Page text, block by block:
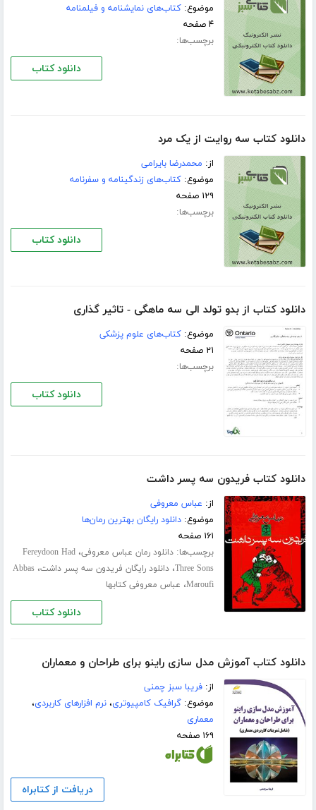
موضوع:کتاب‌های نمایشنامه و فیلمنامه
۴ صفحه
برچسب‌ها:
دانلود کتاب
دانلود کتاب سه روایت از یک مرد
از: محمدرضا بایرامى
موضوع:کتاب‌های زندگینامه و سفرنامه
۱۲۹ صفحه
برچسب‌ها:
دانلود کتاب
دانلود کتاب از بدو تولد الی سه ماهگی - تاثیر گذاری
موضوع:کتاب‌های علوم پزشکی
۲۱ صفحه
برچسب‌ها:
دانلود کتاب
دانلود کتاب فریدون سه پسر داشت
از: عباس معروفی
موضوع:دانلود رایگان بهترین رمان‌ها
۱۶۱ صفحه
برچسب‌ها:دانلود رمان عباس معروفی،Fereydoon Had
Three Sons،دانلود رایگان فریدون سه پسر داشت،Abbas
Maroufi، عباس معروفی کتابها
دانلود کتاب
دانلود کتاب آموزش مدل سازی راینو برای طراحان و معماران
از:فریبا سبز چمنی
موضوع:گرافیک کامپیوتری،نرم افزارهای کاربردی،
معماری
۱۶۹ صفحه
دریافت از کتابراه